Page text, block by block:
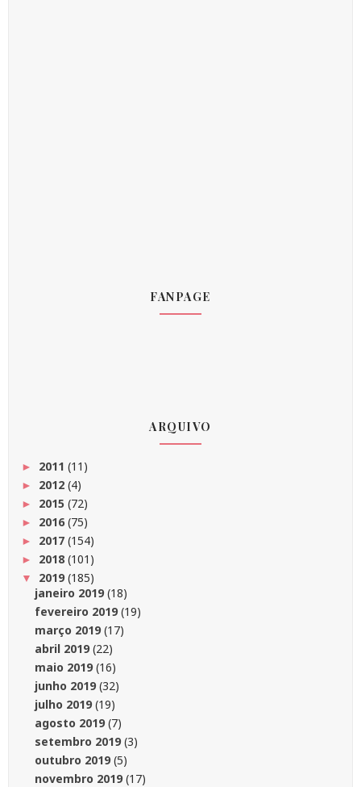
FANPAGE
ARQUIVO
► 2011 (11)
► 2012 (4)
► 2015 (72)
► 2016(75)
► 2017 (154)
► 2018 (101)
▼ 2019(185)
janeiro 2019(18)
fevereiro 2019(19)
março 2019(17)
abril 2019(22)
maio 2019(16)
junho 2019(32)
julho 2019(19)
agosto 2019(7)
setembro 2019(3)
outubro 2019(5)
novembro 2019(17)